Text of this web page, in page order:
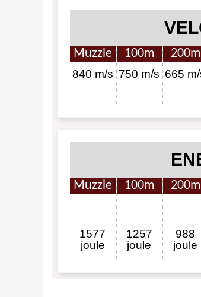
Muzzle
840 m/s
100m
750 m/s
200m
665
Muzzle
1577
joule
100m
1257
joule
200m
988
joule